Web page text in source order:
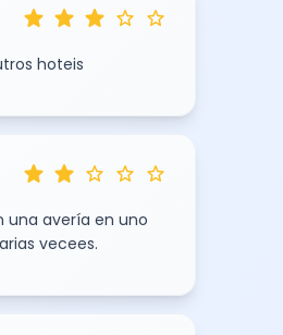
star star star star star
hoteis
star star star star star
una avería en uno
vecees.